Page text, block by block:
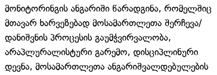
მონიტორინგის ანგარიში წარადგინა, რომელშიც
მთავარ ხარვეზებად მოსამართლეთა შერჩევა/
დანიშვნის პროცესის გაუმჭვირვალობა,
არაპლურალისტური გარემო, დისციპლინური
დევნა, მოსამართლეთა ანგარიშვალდებულების